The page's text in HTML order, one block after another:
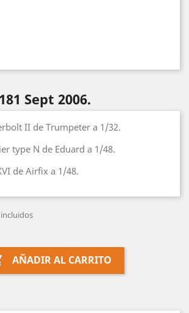
Sept 2006.
II de Trumpeter a 1/32.
type N de Eduard a 1/48.
de Airfix a 1/48.
AÑADIR AL CARRITO